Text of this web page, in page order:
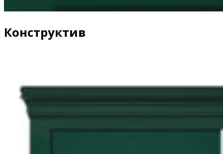
Конструктив